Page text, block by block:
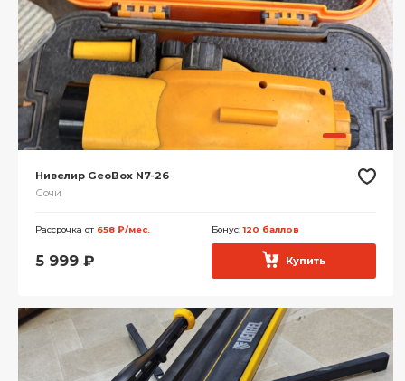
Нивелир GeoBox N7-26
Сочи
Рассрочка от 658 ₽/мес. Бонус:120 баллов
5 999 ₽ Купить